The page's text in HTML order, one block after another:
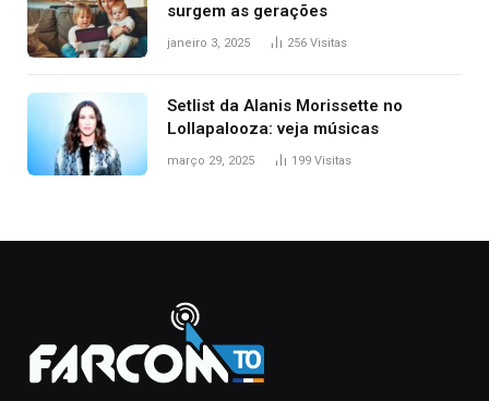
surgem as gerações
janeiro 3, 2025 256 Visitas
Setlist da Alanis Morissette no
Lollapalooza: veja músicas
março 29, 2025 199 Visitas